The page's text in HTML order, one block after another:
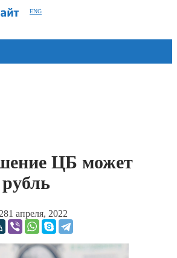
ENG
ЦБ может
1 апреля, 2022